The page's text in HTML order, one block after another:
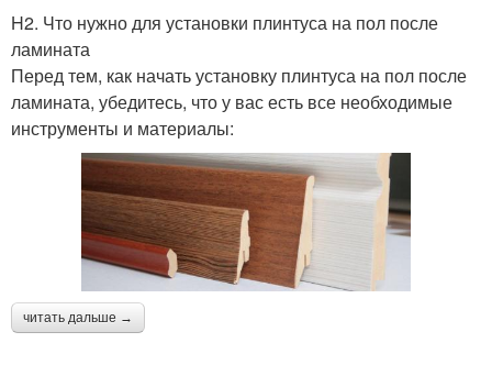
H2. Что нужно для установки плинтуса на пол после
ламината
Перед тем, как начать установку плинтуса на пол после
ламината, убедитесь, что у вас есть все необходимые
инструменты и материалы:
читать дальше →